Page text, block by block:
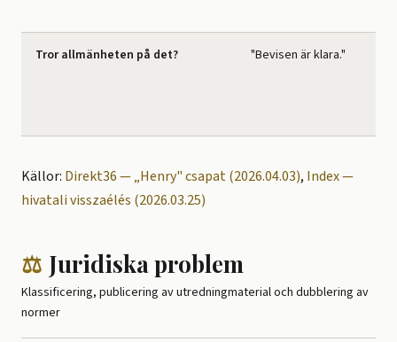
Tror allmänheten på det? "Bevisen är klara."
Källor: Direkt36 — „Henry" csapat (2026.04.03), Index —
hivatali visszaélés (2026.03.25)
⚖️ Juridiska problem
Klassificering, publicering av utredningmaterial och dubblering av
normer